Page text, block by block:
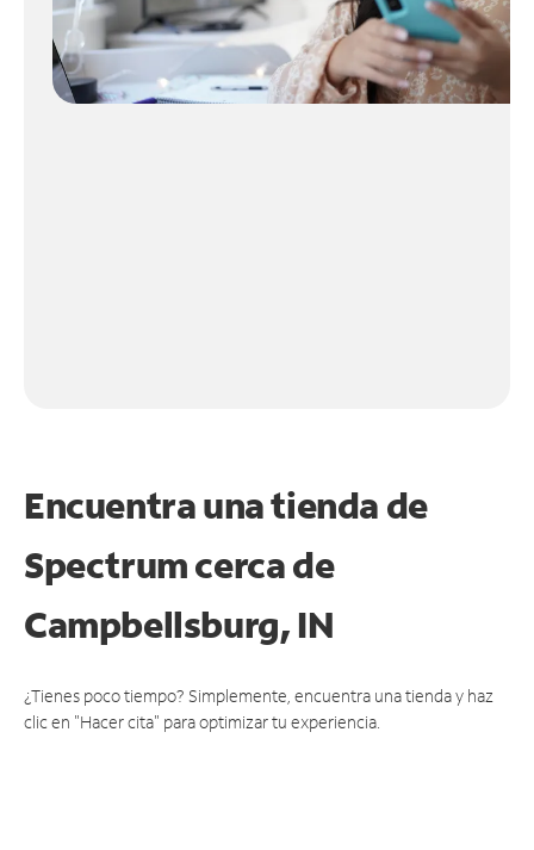
Encuentra una tienda de
Spectrumcerca de
Campbellsburg, IN
¿Tienes poco tiempo? Simplemente, encuentra una tienda y haz
clic en "Hacer cita" para optimizar tu experiencia.